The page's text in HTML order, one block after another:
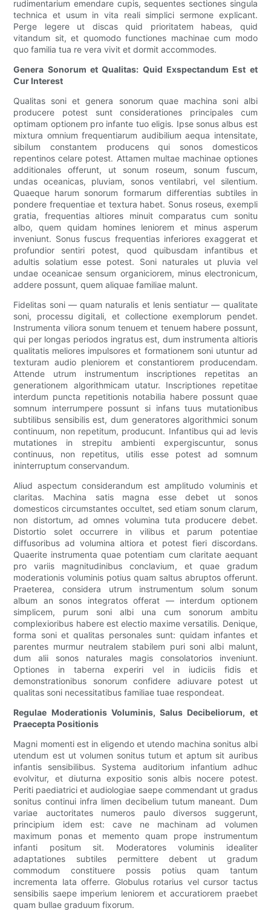
rudimentarium emendare cupis, sequentes sectiones singula
technica et usum in vita reali simplici sermone explicant.
Perge legere ut discas quid prioritatem habeas, quid
vitandum sit, et quomodo functiones machinae cum modo
quo familia tua re vera vivit et dormit accommodes.
Genera Sonorum et Qualitas: Quid Exspectandum Est et
Cur Interest
Qualitas soni et genera sonorum quae machina soni albi
producere potest sunt considerationes principales cum
optimam optionem pro infante tuo eligis. Ipse sonus albus est
mixtura omnium frequentiarum audibilium aequa intensitate,
sibilum constantem producens qui sonos domesticos
repentinos celare potest. Attamen multae machinae optiones
additionales offerunt, ut sonum roseum, sonum fuscum,
undas oceanicas, pluviam, sonos ventilabri, vel silentium.
Quaeque harum sonorum formarum differentias subtiles in
pondere frequentiae et textura habet. Sonus roseus, exempli
gratia, frequentias altiores minuit comparatus cum sonitu
albo, quem quidam homines leniorem et minus asperum
inveniunt. Sonus fuscus frequentias inferiores exaggerat et
profundior sentiri potest, quod quibusdam infantibus et
adultis solatium esse potest. Soni naturales ut pluvia vel
undae oceanicae sensum organiciorem, minus electronicum,
addere possunt, quem aliquae familiae malunt.
Fidelitas soni — quam naturalis et lenis sentiatur — qualitate
soni, processu digitali, et collectione exemplorum pendet.
Instrumenta viliora sonum tenuem et tenuem habere possunt,
qui per longas periodos ingratus est, dum instrumenta altioris
qualitatis meliores impulsores et formationem soni utuntur ad
texturam audio pleniorem et constantiorem producendam.
Attende utrum instrumentum inscriptiones repetitas an
generationem algorithmicam utatur. Inscriptiones repetitae
interdum puncta repetitionis notabilia habere possunt quae
somnum interrumpere possunt si infans tuus mutationibus
subtilibus sensibilis est, dum generatores algorithmici sonum
continuum, non repetitum, producunt. Infantibus qui ad levis
mutationes in strepitu ambienti expergiscuntur, sonus
continuus, non repetitus, utilis esse potest ad somnum
ininterruptum conservandum.
Aliud aspectum considerandum est amplitudo voluminis et
claritas. Machina satis magna esse debet ut sonos
domesticos circumstantes occultet, sed etiam sonum clarum,
non distortum, ad omnes volumina tuta producere debet.
Distortio solet occurrere in vilibus et parum potentiae
diffusoribus ad volumina altiora et potest fieri discordans.
Quaerite instrumenta quae potentiam cum claritate aequant
pro variis magnitudinibus conclavium, et quae gradum
moderationis voluminis potius quam saltus abruptos offerunt.
Praeterea, considera utrum instrumentum solum sonum
album an sonos integratos offerat — interdum optionem
simplicem, purum soni albi una cum sonorum ambitu
complexioribus habere est electio maxime versatilis. Denique,
forma soni et qualitas personales sunt: ​​quidam infantes et
parentes murmur neutralem stabilem puri soni albi malunt,
dum alii sonos naturales magis consolatorios inveniunt.
Optiones in taberna experiri vel in iudiciis fidis et
demonstrationibus sonorum confidere adiuvare potest ut
qualitas soni necessitatibus familiae tuae respondeat.
Regulae Moderationis Voluminis, Salus Decibeliorum, et
Praecepta Positionis
Magni momenti est in eligendo et utendo machina sonitus albi
utendum est ut volumen sonitus tutum et aptum sit auribus
infantis sensibilibus. Systema auditorium infantium adhuc
evolvitur, et diuturna expositio sonis albis nocere potest.
Periti paediatrici et audiologiae saepe commendant ut gradus
sonitus continui infra limen decibelium tutum maneant. Dum
variae auctoritates numeros paulo diversos suggerunt,
principium idem est: cave ne machinam ad volumen
maximum ponas et memento quam prope instrumentum
infanti positum sit. Moderatores voluminis idealiter
adaptationes subtiles permittere debent ut gradum
commodum constituere possis potius quam tantum
incrementa lata offerre. Globulus rotarius vel cursor tactus
sensibilis saepe imperium leniorem et accuratiorem praebet
quam bullae graduum fixorum.